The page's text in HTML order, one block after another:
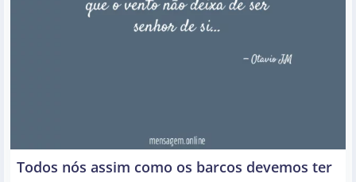
Todos nós assim como os barcos devemos ter